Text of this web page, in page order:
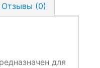
Отзывы (0)
для